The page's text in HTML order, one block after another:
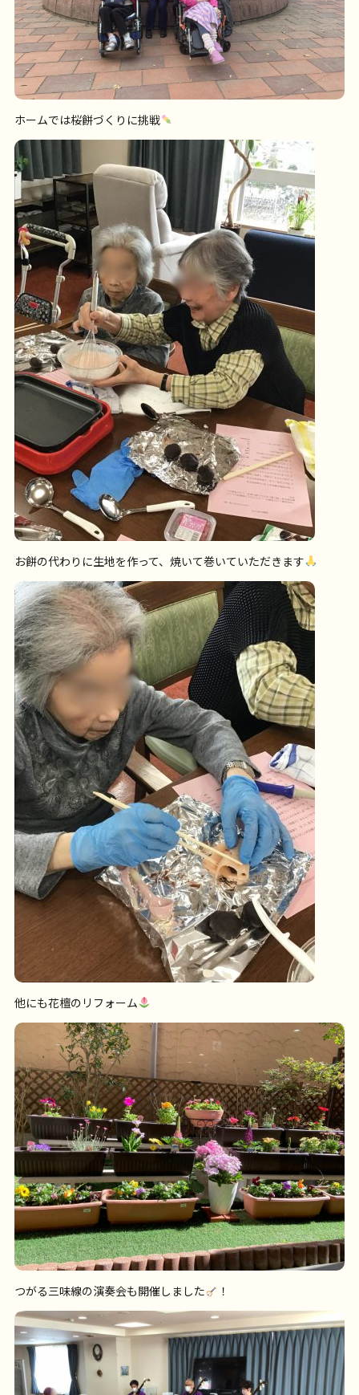
ホームでは桜餅づくりに挑戦
お餅の代わりに生地を作って、焼いて巻いていただきます
他にも花檀のリフォーム
つがる三味線の演奏会も開催しました ！